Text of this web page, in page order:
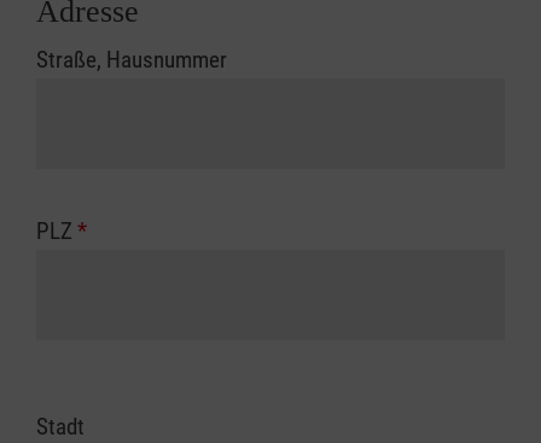
Adresse
Straße, Hausnummer
PLZ *
Stadt